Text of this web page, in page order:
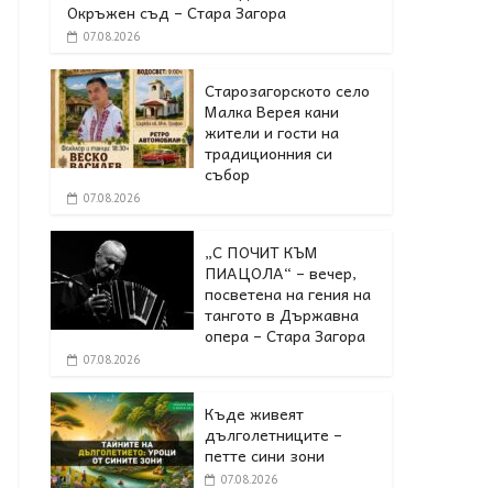
Окръжен съд – Стара Загора
07.08.2026
Старозагорското село
Малка Верея кани
жители и гости на
традиционния си
събор
07.08.2026
„С ПОЧИТ КЪМ
ПИАЦОЛА“ – вечер,
посветена на гения на
тангото в Държавна
опера – Стара Загора
07.08.2026
Къде живеят
дълголетниците –
петте сини зони
07.08.2026